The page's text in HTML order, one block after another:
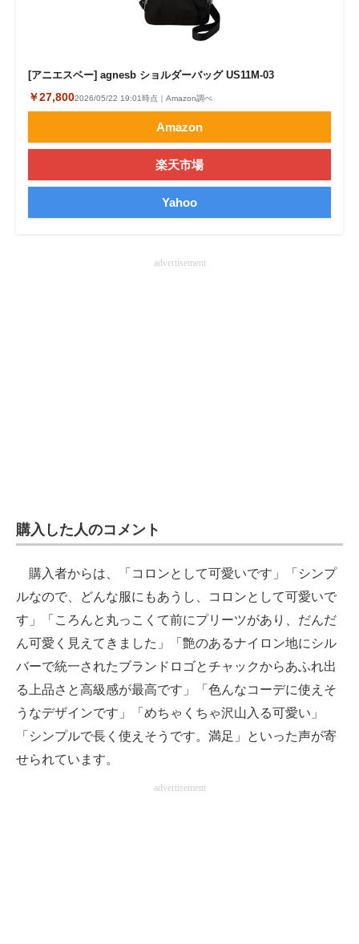
[アニエスベー] agnesb ショルダーバッグ US11M-03
￥27,8002026/05/22 19:01時点｜Amazon調べ
Amazon
楽天市場
Yahoo
advertisement
購入した人のコメント
購入者からは、「コロンとして可愛いです」「シンプ
ルなので、どんな服にもあうし、コロンとして可愛いで
す」「ころんと丸っこくて前にプリーツがあり、だんだ
ん可愛く見えてきました」「艶のあるナイロン地にシル
バーで統一されたブランドロゴとチャックからあふれ出
る上品さと高級感が最高です」「色んなコーデに使えそ
うなデザインです」「めちゃくちゃ沢山入る可愛い」
「シンプルで長く使えそうです。満足」といった声が寄
せられています。
advertisement